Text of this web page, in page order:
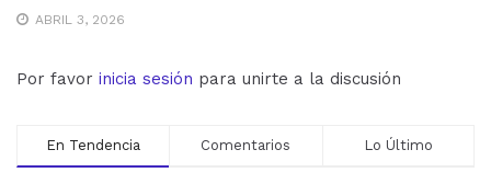
ABRIL 3, 2026
Por favor inicia sesión para unirte a la discusión
En Tendencia Comentarios Lo Último